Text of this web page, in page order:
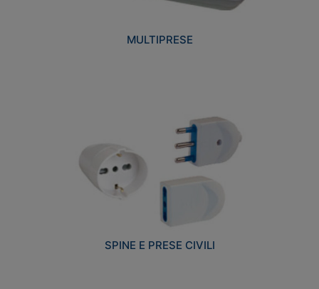
MULTIPRESE
SPINE E PRESE CIVILI